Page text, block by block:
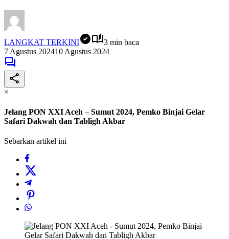
LANGKAT TERKINI
3 min baca
7 Agustus 202410 Agustus 2024
×
Jelang PON XXI Aceh – Sumut 2024, Pemko Binjai Gelar
Safari Dakwah dan Tabligh Akbar
Sebarkan artikel ini